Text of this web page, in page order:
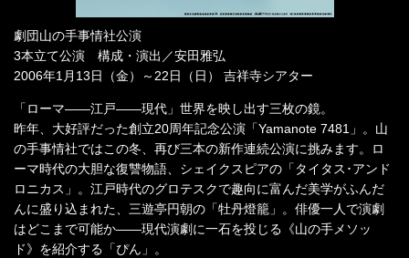
劇団山の手事情社公演
3本立て公演 構成・演出／安田雅弘
2006年1月13日（金）～22日（日） 吉祥寺シアター
「ローマ――江戸――現代」世界を映し出す三枚の鏡。
昨年、大好評だった創立20周年記念公演「Yamanote 7481」。山
の手事情社ではこの冬、再び三本の新作連続公演に挑みます。ロ
ーマ時代の大胆な復讐物語、シェイクスピアの「タイタス･アンド
ロニカス」。江戸時代のグロテスクで趣向に富んだ美学がふんだ
んに盛り込まれた、三遊亭円朝の「牡丹燈籠」。俳優一人で演劇
はどこまで可能か――現代演劇に一石を投じる《山の手メソッ
ド》を紹介する「ぴん」。